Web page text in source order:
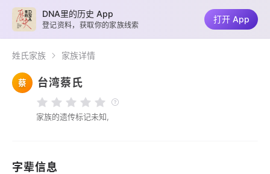
姓氏家族 家族详情
蔡 台湾蔡氏
家族的遗传标记未知,
字辈信息
DNA里的历史 App
登记资料，获取你的家族线索
打开 App